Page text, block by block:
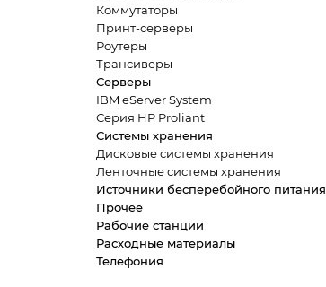
Коммутаторы
Принт-серверы
Роутеры
Трансиверы
Серверы
IBM eServer System
Серия HP Proliant
Системы хранения
Дисковые системы хранения
Ленточные системы хранения
Источники бесперебойного питания
Прочее
Рабочие станции
Расходные материалы
Телефония